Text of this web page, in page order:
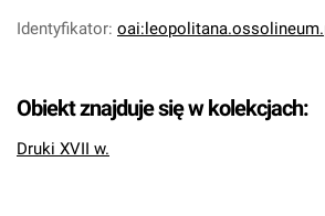
Identyfikator:
Obiekt znajduje się w kolekcjach:
Druki XVII w.